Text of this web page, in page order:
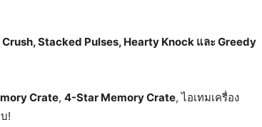
Stacked Pulses, Hearty Knock และ Greedy
Crate, 4-Star Memory Crate, ไอเทมเครื่อง
!